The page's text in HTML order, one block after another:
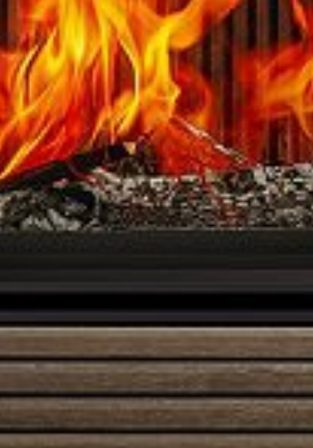
Austroflamm 48x51x51 S3
5140,00€
3495,00€